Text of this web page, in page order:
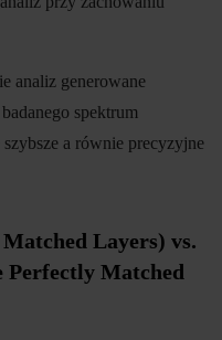
analiz generowane
spektrum
a równie precyzyjne
Layers) vs.
Matched